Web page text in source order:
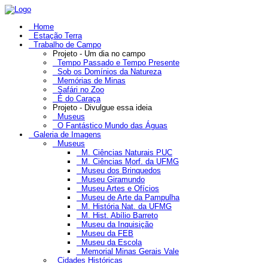
Home
Estação Terra
Trabalho de Campo
Projeto - Um dia no campo
Tempo Passado e Tempo Presente
Sob os Domínios da Natureza
Memórias de Minas
Safári no Zoo
É do Caraça
Projeto - Divulgue essa ideia
Museus
O Fantástico Mundo das Águas
Galeria de Imagens
Museus
M. Ciências Naturais PUC
M. Ciências Morf. da UFMG
Museu dos Brinquedos
Museu Giramundo
Museu Artes e Ofícios
Museu de Arte da Pampulha
M. História Nat. da UFMG
M. Hist. Abílio Barreto
Museu da Inquisição
Museu da FEB
Museu da Escola
Memorial Minas Gerais Vale
Cidades Históricas